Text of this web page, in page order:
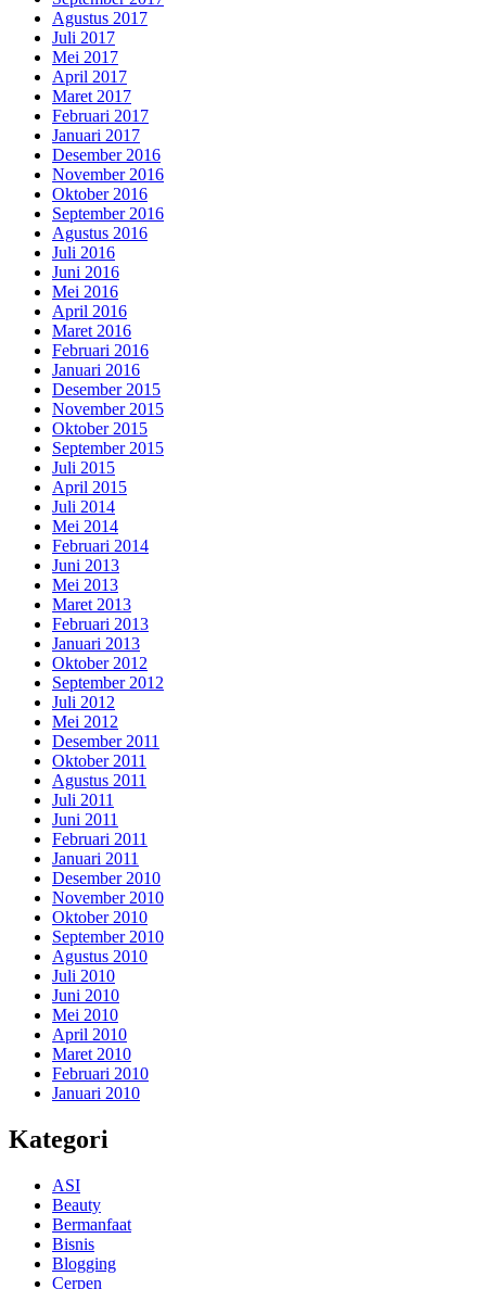
Agustus 2017
Juli 2017
Mei 2017
April 2017
Maret 2017
Februari 2017
Januari 2017
Desember 2016
November 2016
Oktober 2016
September 2016
Agustus 2016
Juli 2016
Juni 2016
Mei 2016
April 2016
Maret 2016
Februari 2016
Januari 2016
Desember 2015
November 2015
Oktober 2015
September 2015
Juli 2015
April 2015
Juli 2014
Mei 2014
Februari 2014
Juni 2013
Mei 2013
Maret 2013
Februari 2013
Januari 2013
Oktober 2012
September 2012
Juli 2012
Mei 2012
Desember 2011
Oktober 2011
Agustus 2011
Juli 2011
Juni 2011
Februari 2011
Januari 2011
Desember 2010
November 2010
Oktober 2010
September 2010
Agustus 2010
Juli 2010
Juni 2010
Mei 2010
April 2010
Maret 2010
Februari 2010
Januari 2010
Kategori
ASI
Beauty
Bermanfaat
Bisnis
Blogging
Cerpen